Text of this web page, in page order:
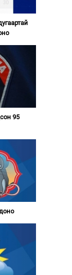
95